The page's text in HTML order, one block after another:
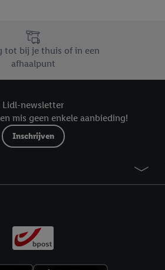
tot bij je thuis of in een
afhaalpunt
Lidl-newsletter
mis geen enkele aanbieding!
Inschrijven
recht om uw toestemming te allen tijde met
.Je vindt het impressum hier.